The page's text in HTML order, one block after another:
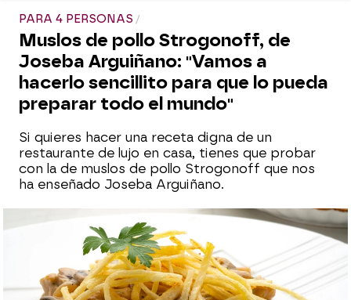
PARA 4 PERSONAS
Muslos de pollo Strogonoff, de
Joseba Arguiñano: "Vamos a
hacerlo sencillito para que lo pueda
preparar todo el mundo"
Si quieres hacer una receta digna de un
restaurante de lujo en casa, tienes que probar
con la de muslos de pollo Strogonoff que nos
ha enseñado Joseba Arguiñano.
Conchas con salsa de huevo y albahaca,
una receta fácil y deliciosa de Karlos
Arguiñano